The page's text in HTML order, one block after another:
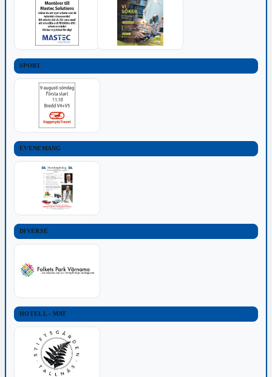
SPORT
EVENEMANG
DIVERSE
HOTELL - MAT